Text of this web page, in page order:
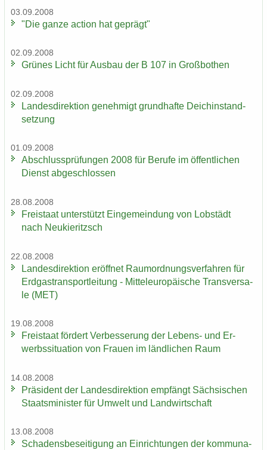
03.09.2008
"Die ganze ac­tion hat ge­prägt"
02.09.2008
Grü­nes Licht für Aus­bau der B 107 in Groß­bo­then
02.09.2008
Lan­des­di­rek­ti­on ge­neh­migt grund­haf­te Deich­in­stand­
set­zung
01.09.2008
Ab­schluss­prü­fun­gen 2008 für Be­ru­fe im öf­fent­li­chen
Dienst ab­ge­schlos­sen
28.08.2008
Frei­staat un­ter­stützt Ein­ge­mein­dung von Lob­städt
nach Neu­kie­ritzsch
22.08.2008
Lan­des­di­rek­ti­on er­öff­net Raum­ord­nungs­ver­fah­ren für
Erd­gas­trans­port­lei­tung - Mit­tel­eu­ro­päi­sche Trans­ver­sa­
le (MET)
19.08.2008
Frei­staat för­dert Ver­bes­se­rung der Lebens-​ und Er­
werbs­si­tua­ti­on von Frau­en im länd­li­chen Raum
14.08.2008
Prä­si­dent der Lan­des­di­rek­ti­on emp­fängt Säch­si­schen
Staats­mi­nis­ter für Um­welt und Land­wirt­schaft
13.08.2008
Scha­dens­be­sei­ti­gung an Ein­rich­tun­gen der kom­mu­na­